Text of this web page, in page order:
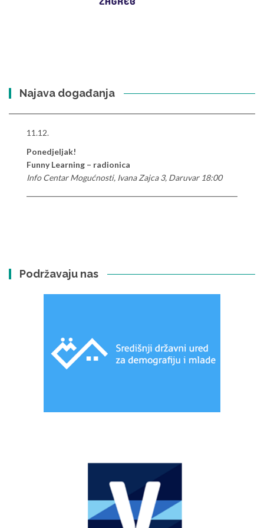
Najava događanja
11.12.
Ponedjeljak!
Funny Learning – radionica
Info Centar Mogućnosti, Ivana Zajca 3, Daruvar 18:00
Podržavaju nas